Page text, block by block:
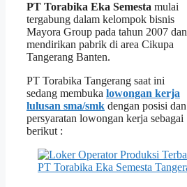
PT Torabika Eka Semesta mulai
tergabung dalam kelompok bisnis
Mayora Group pada tahun 2007 dan
mendirikan pabrik di area Cikupa
Tangerang Banten.
PT Torabika Tangerang saat ini
sedang membuka lowongan kerja
lulusan sma/smk dengan posisi dan
persyaratan lowongan kerja sebagai
berikut :